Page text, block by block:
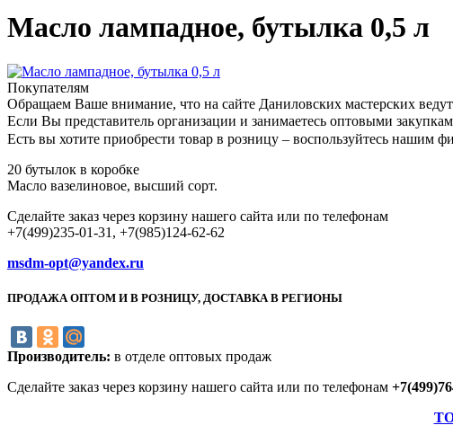
Масло лампадное, бутылка 0,5 л
Покупателям
Обращаем Ваше внимание, что на сайте Даниловских мастерских
Если Вы представитель организации и занимаетесь оптовыми
Есть вы хотите приобрести товар в розницу – воспользуйтесь нашим
20 бутылок в коробке
Масло вазелиновое, высший сорт.
Сделайте заказ через корзину нашего сайта или по телефонам
+7(499)235-01-31, +7(985)124-62-62
msdm-opt@yandex.ru
ПРОДАЖА ОПТОМ И В РОЗНИЦУ, ДОСТАВКА В РЕГИОНЫ
Производитель: в отделе оптовых продаж
Сделайте заказ через корзину нашего сайта или по телефонам